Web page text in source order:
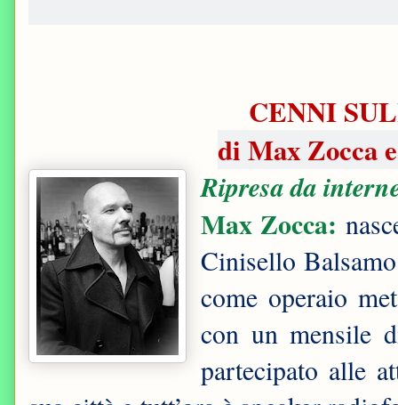
CENNI
di Max Zocca
Ripresa da
Max Zocca:
Cinisello
come operaio
con un mensile
partecipato alle